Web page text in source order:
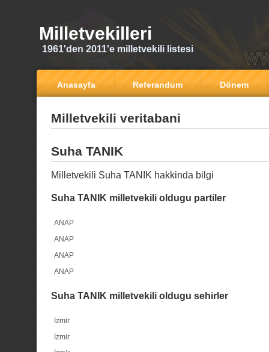
Milletvekilleri
1961'den 2011'e milletvekili listesi
Anasayfa Referandum Dönem
Milletvekili veritabani
Suha TANIK
Milletvekili Suha TANIK hakkinda bilgi
Suha TANIK milletvekili oldugu partiler
ANAP
ANAP
ANAP
ANAP
Suha TANIK milletvekili oldugu sehirler
İzmir
İzmir